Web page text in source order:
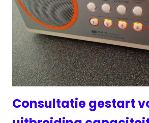
Consultatie gestart